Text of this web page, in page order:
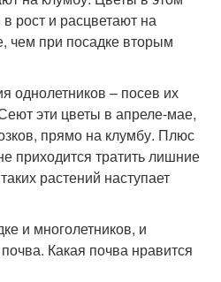
рост и расцветают на
чем при посадке вторым
однолетников – посев их
эти цветы в апреле-мае,
прямо на клумбу. Плюс
приходится тратить лишние
растений наступает
и многолетников, и
Какая почва нравится